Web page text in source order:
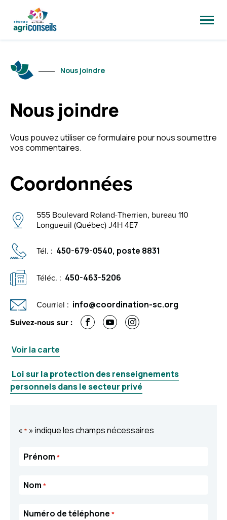
la
Nous joindre
Nous joindre
Vous pouvez utiliser ce formulaire pour nous soumettre
vos commentaires.
Coordonnées
555 Boulevard Roland-Therrien, bureau 110
Longueuil (Québec) J4H 4E7
Tél. : 450-679-0540, poste 8831
Téléc. : 450-463-5206
Courriel : info@coordination-sc.org
Suivez-nous sur :
F
a
k
Y
o
I
n
a
m
Voir la carte
Loi sur la protection des renseignements
personnels dans le secteur privé
« * » indique les champs nécessaires
Prénom *
Nom *
Numéro de téléphone *